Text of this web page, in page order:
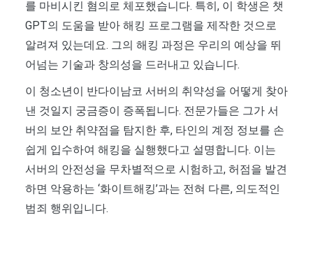
를 마비시킨 혐의로 체포했습니다. 특히, 이 학생은 챗
GPT의 도움을 받아 해킹 프로그램을 제작한 것으로
알려져 있는데요. 그의 해킹 과정은 우리의 예상을 뛰
어넘는 기술과 창의성을 드러내고 있습니다.
이 청소년이 반다이남코 서버의 취약성을 어떻게 찾아
낸 것일지 궁금증이 증폭됩니다. 전문가들은 그가 서
버의 보안 취약점을 탐지한 후, 타인의 계정 정보를 손
쉽게 입수하여 해킹을 실행했다고 설명합니다. 이는
서버의 안전성을 무차별적으로 시험하고, 허점을 발견
하면 악용하는 ‘화이트해킹’과는 전혀 다른, 의도적인
범죄 행위입니다.